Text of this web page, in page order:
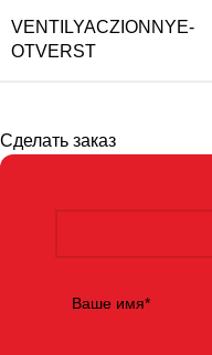
VENTILYACZIONNYE-
OTVERST
Сделать заказ